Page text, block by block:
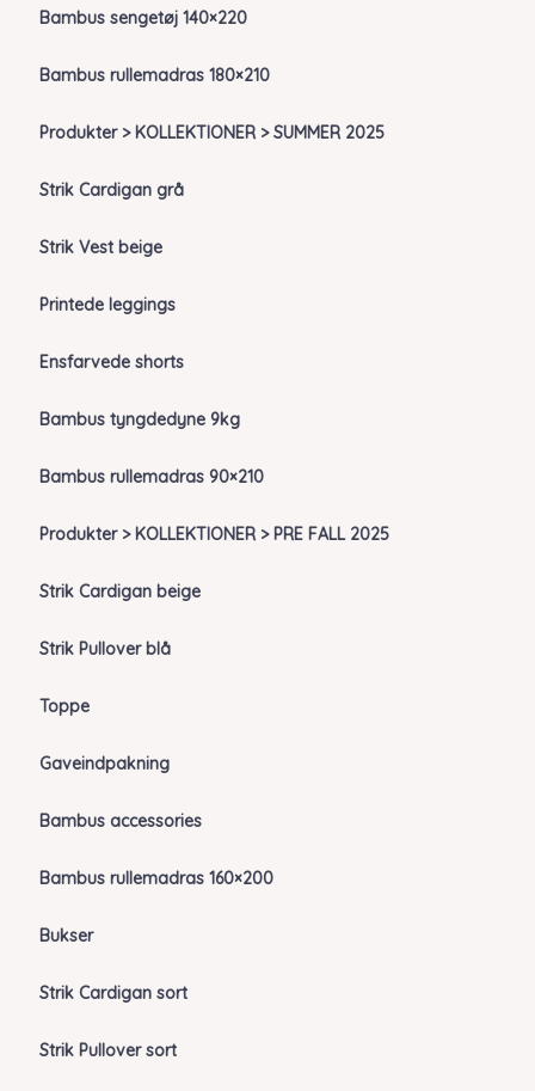
Bambus sengetøj 140×220
Bambus rullemadras 180×210
Produkter > KOLLEKTIONER > SUMMER 2025
Strik Cardigan grå
Strik Vest beige
Printede leggings
Ensfarvede shorts
Bambus tyngdedyne 9kg
Bambus rullemadras 90×210
Produkter > KOLLEKTIONER > PRE FALL 2025
Strik Cardigan beige
Strik Pullover blå
Toppe
Gaveindpakning
Bambus accessories
Bambus rullemadras 160×200
Bukser
Strik Cardigan sort
Strik Pullover sort